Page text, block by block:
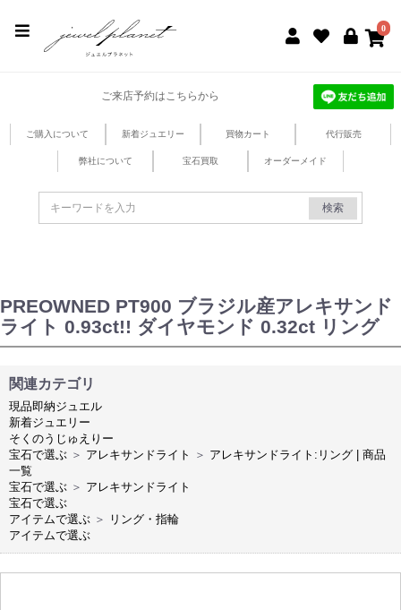
0
ご来店予約はこちらから
ご購入について 新着ジュエリー 買物カート 代行販売
弊社について 宝石買取 オーダーメイド
検索
PREOWNED PT900 ブラジル産アレキサンド
ライト 0.93ct!! ダイヤモンド 0.32ct リング
関連カテゴリ
現品即納ジュエル
新着ジュエリー
そくのうじゅえりー
宝石で選ぶ ＞ アレキサンドライト ＞ アレキサンドライト:リング | 商品
一覧
宝石で選ぶ ＞ アレキサンドライト
宝石で選ぶ
アイテムで選ぶ ＞
リング・指輪
アイテムで選ぶ